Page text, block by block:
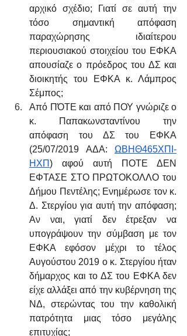
αρχικό σχέδιο; Γιατί σε αυτή την
τόσο σημαντική απόφαση
παραχώρησης ιδιαίτερου
περιουσιακού στοιχείου του ΕΦΚΑ
απουσίαζε ο πρόεδρος του ΔΣ και
διοικητής του ΕΦΚΑ κ. Λάμπρος
Σέμπος;
Από ΠΌΤΕ και από ΠΟΥ γνώριζε ο
κ. Παπακωνσταντίνου την
απόφαση του ΔΣ του ΕΦΚΑ
(25/07/2019 ΑΔΑ: ΩΒΗΘ465ΧΠΙ-
ΗΧΠ) αφού αυτή ΠΟΤΕ ΔΕΝ
ΕΦΤΑΣΕ ΣΤΟ ΠΡΩΤΟΚΟΛΛΟ του
Δήμου Πεντέλης; Ενημέρωσε τον κ.
Δ. Στεργίου για αυτή την απόφαση;
Αν ναι, γιατί δεν έτρεξαν να
υπογράψουν την σύμβαση με τον
ΕΦΚΑ εφόσον μέχρι το τέλος
Αυγούστου 2019 ο κ. Στεργίου ήταν
δήμαρχος και το ΔΣ του ΕΦΚΑ δεν
είχε αλλάξει από την κυβέρνηση της
ΝΔ, στερώντας του την καθολική
πατρότητα μιας τόσο μεγάλης
επιτυχίας;